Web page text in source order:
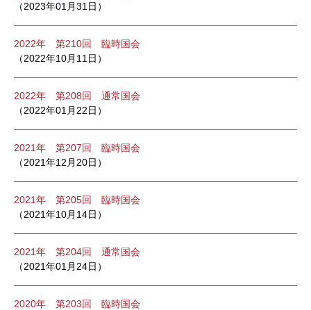
（2023年01月31日）
2022年 第210回 臨時国会
（2022年10月11日）
2022年 第208回 通常国会
（2022年01月22日）
2021年 第207回 臨時国会
（2021年12月20日）
2021年 第205回 臨時国会
（2021年10月14日）
2021年 第204回 通常国会
（2021年01月24日）
2020年 第203回 臨時国会